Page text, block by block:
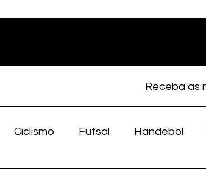
Receba as
Ciclismo Futsal Handebol